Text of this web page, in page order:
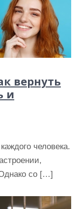
вернуть
и
человека.
со […]